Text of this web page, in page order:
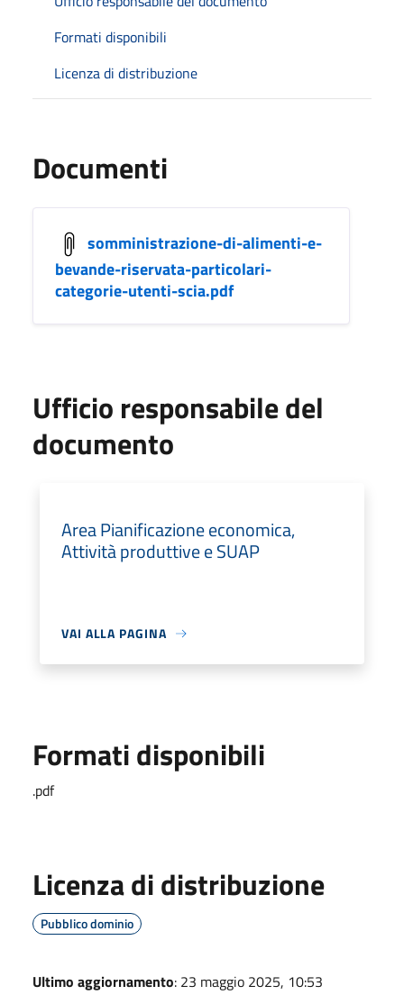
Formati disponibili
Licenza di distribuzione
Documenti
somministrazione-di-alimenti-e-
bevande-riservata-particolari-
categorie-utenti-scia.pdf
Ufficio responsabile del
documento
Area Pianificazione economica,
Attività produttive e SUAP
VAI ALLA PAGINA
Formati disponibili
.pdf
Licenza di distribuzione
Pubblico dominio
Ultimo aggiornamento: 23 maggio 2025, 10:53